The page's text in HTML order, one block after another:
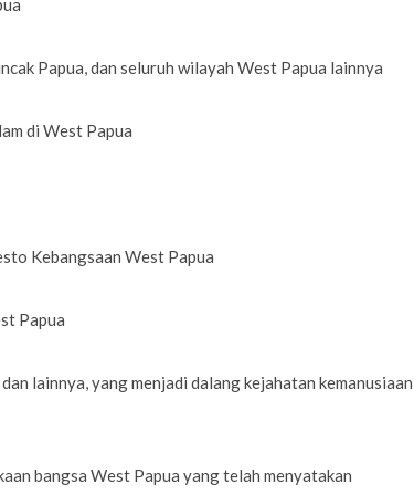
Papua, dan seluruh wilayah West Papua lainnya
di West Papua
Kebangsaan West Papua
Papua
lainnya, yang menjadi dalang kejahatan
bangsa West Papua yang telah menyatakan